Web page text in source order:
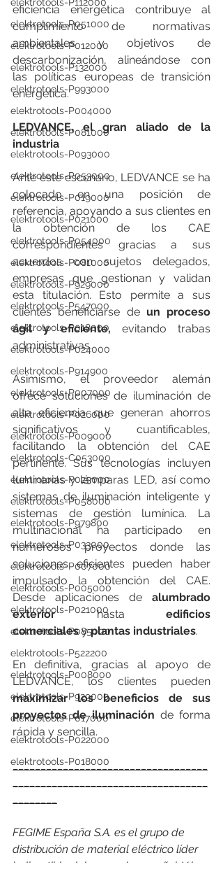
elektrotools-P051000
elektrotools-P012000
elektrotools-P132000
elektrotools-P993000
elektrotools-P004000
elektrotools-P081000
elektrotools-P093000
elektrotools-P053000
elektrotools-P019000
elektrotools-P021000
elektrotools-P054000
elektrotools-P081000
elektrotools-P929000
elektrotools-P547000
elektrotools-P018000
elektrotools-P024000
elektrotools-P914900
elektrotools-P007000
elektrotools-P026000
elektrotools-P009000
elektrotools-C053000
elektrotools-P025000
elektrotools-P058000
elektrotools-P979800
elektrotools-P033000
elektrotools-P007000
elektrotools-P005000
elektrotools-P021000
elektrotools-P085000
elektrotools-P522200
elektrotools-P008000
elektrotools-P929000
elektrotools-P017000
elektrotools-P022000
elektrotools-P018000
eficiencia energética contribuye al
cumplimiento de normativas
ambientales y objetivos de
descarbonización, alineándose con
las políticas europeas de transición
energética.
LEDVANCE, el gran aliado de la
industria
Ante este escenario, LEDVANCE se ha
colocado en una posición de
referencia, apoyando a sus clientes en
la obtención de los CAE
correspondientes gracias a sus
acuerdos con sujetos delegados,
empresas que gestionan y validan
esta titulación. Esto permite a sus
clientes beneficiarse de un proceso
ágil y eficiente, evitando trabas
administrativas.
Asimismo, el proveedor alemán
ofrece soluciones de iluminación de
alta eficiencia que generan ahorros
significativos y cuantificables,
facilitando la obtención del CAE
pertinente. Sus tecnologías incluyen
luminarias y lámparas LED, así como
sistemas de iluminación inteligente y
sistemas de gestión lumínica. La
multinacional ha participado en
numerosos proyectos donde las
soluciones eficientes pueden haber
impulsado la obtención del CAE.
Desde aplicaciones de alumbrado
exterior hasta edificios
comerciales y plantas industriales.
En definitiva, gracias al apoyo de
maximizar los beneficios de sus
proyectos de iluminación de forma
rápida y sencilla.
___________________________________
FEGIME España S.A. es el grupo de
distribución de material eléctrico líder
indiscutible del mercado español. Y lo